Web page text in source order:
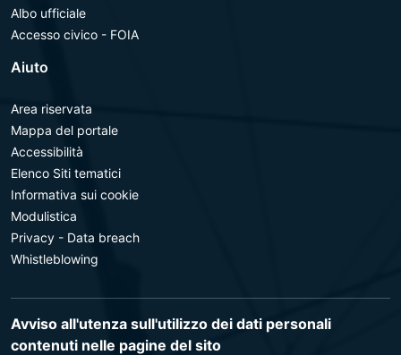
Albo ufficiale
Accesso civico - FOIA
Aiuto
Area riservata
Mappa del portale
Accessibilità
Elenco Siti tematici
Informativa sui cookie
Modulistica
Privacy - Data breach
Whistleblowing
Avviso all'utenza sull'utilizzo dei dati personali
contenuti nelle pagine del sito